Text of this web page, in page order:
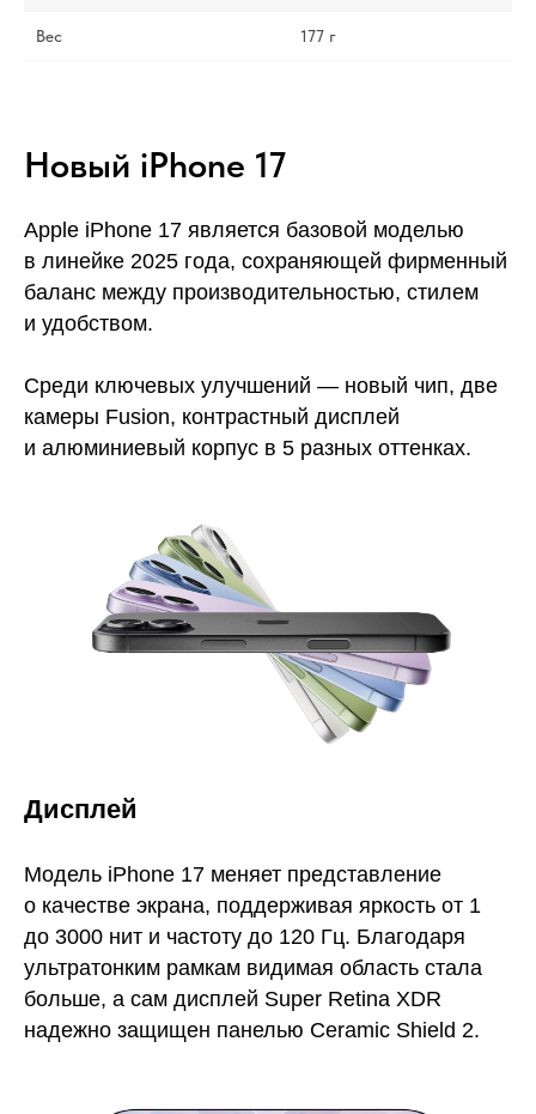
Вес 177 г
Новый iPhone 17
Apple iPhone 17 является базовой моделью
в линейке 2025 года, сохраняющей фирменный
баланс между производительностью, стилем
и удобством.
Среди ключевых улучшений — новый чип, две
камеры Fusion, контрастный дисплей
и алюминиевый корпус в 5 разных оттенках.
Дисплей
Модель iPhone 17 меняет представление
о качестве экрана, поддерживая яркость от 1
до 3000 нит и частоту до 120 Гц. Благодаря
ультратонким рамкам видимая область стала
больше, а сам дисплей Super Retina XDR
надежно защищен панелью Ceramic Shield 2.